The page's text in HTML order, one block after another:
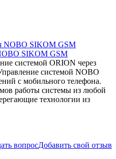
SIKOM GSM
системой ORION через
системой NOBO
с мобильного телефона.
работы системы из любой
технологии из
вопросДобавить свой отзыв